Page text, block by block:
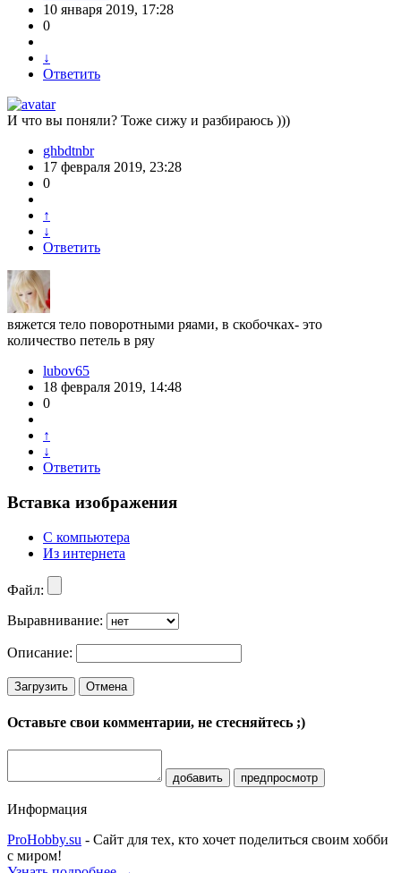
10 января 2019, 17:28
0
↓
Ответить
И что вы поняли? Тоже сижу и разбираюсь )))
ghbdtnbr
17 февраля 2019, 23:28
0
↑
↓
Ответить
вяжется тело поворотными ряами, в скобочках- это
количество петель в ряу
lubov65
18 февраля 2019, 14:48
0
↑
↓
Ответить
Вставка изображения
С компьютера
Из интернета
Файл:
Выравнивание:
Описание:
Загрузить Отмена
Оставьте свои комментарии, не стесняйтесь ;)
добавить предпросмотр
Информация
ProHobby.su - Сайт для тех, кто хочет поделиться своим хобби
с миром!